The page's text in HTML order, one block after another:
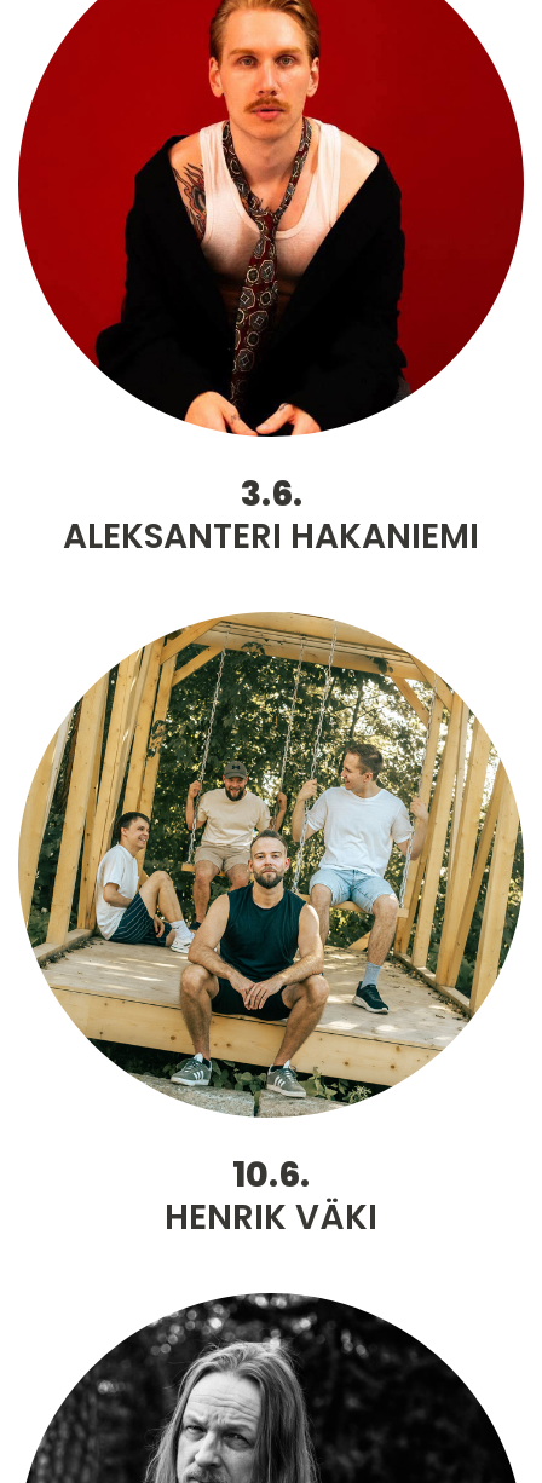
3.6.
ALEKSANTERI HAKANIEMI
10.6.
HENRIK VÄKI